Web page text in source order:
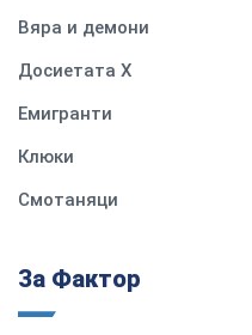
Вяра и демони
Досиетата Х
Емигранти
Клюки
Смотаняци
За Фактор